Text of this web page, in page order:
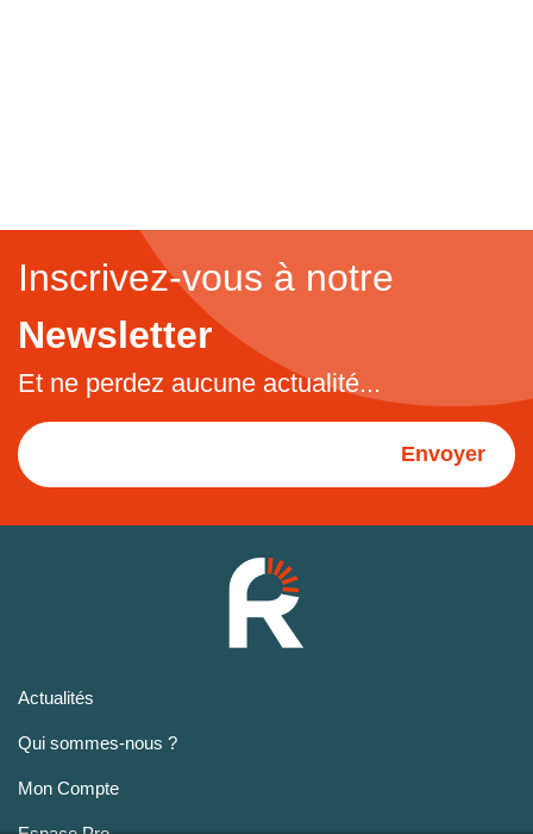
Inscrivez-vous à notre
Newsletter
Et ne perdez aucune actualité...
Envoyer
Actualités
Qui sommes-nous ?
Mon Compte